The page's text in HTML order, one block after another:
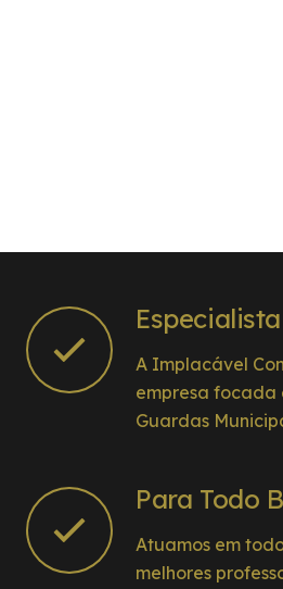
A Implacável
empresa focada
Guardas
Para Todo
Atuamos em
melhores